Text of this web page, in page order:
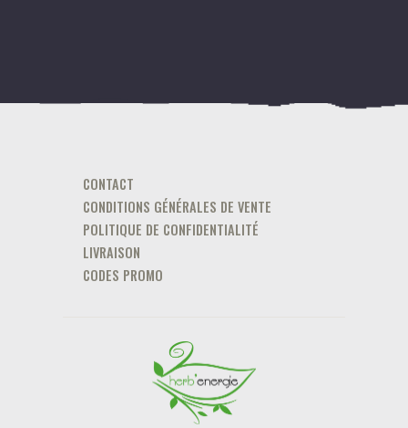
CONTACT
CONDITIONS GÉNÉRALES DE VENTE
POLITIQUE DE CONFIDENTIALITÉ
LIVRAISON
CODES PROMO